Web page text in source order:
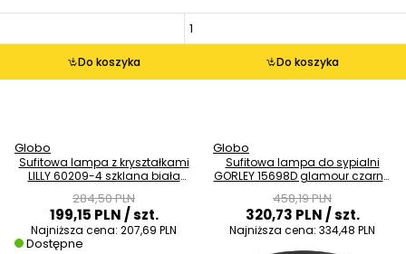
Do koszyka
Globo
Sufitowa lampa z kryształkami
LILLY 60209-4 szklana biała
284,50 PLN
199,15 PLN/ szt.
Najniższa cena: 207,69 PLN
Dostępne
Do koszyka
Globo
Sufitowa lampa do sypialni
GORLEY 15698D glamour czarna
458,19 PLN
320,73 PLN/ szt.
Najniższa cena: 334,48 PLN